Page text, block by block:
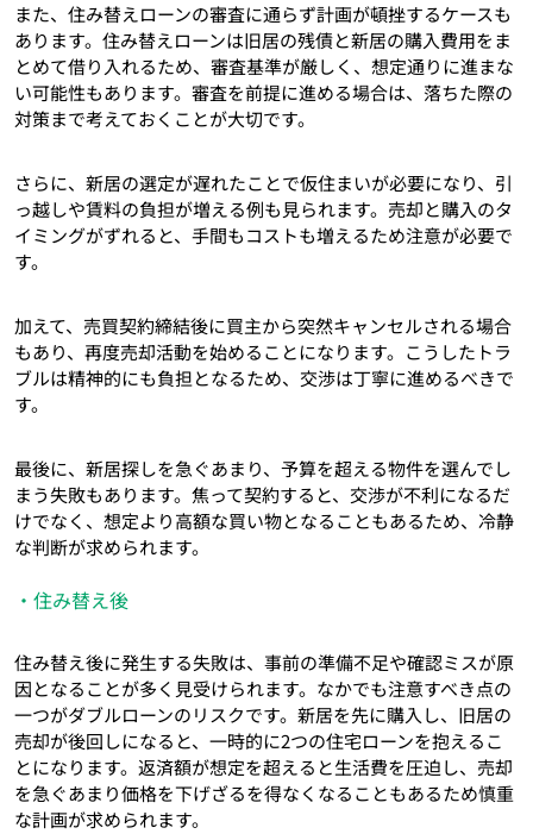
また、住み替えローンの審査に通らず計画が頓挫するケースも
あります。住み替えローンは旧居の残債と新居の購入費用をま
とめて借り入れるため、審査基準が厳しく、想定通りに進まな
い可能性もあります。審査を前提に進める場合は、落ちた際の
対策まで考えておくことが大切です。
さらに、新居の選定が遅れたことで仮住まいが必要になり、引
っ越しや賃料の負担が増える例も見られます。売却と購入のタ
イミングがずれると、手間もコストも増えるため注意が必要で
す。
加えて、売買契約締結後に買主から突然キャンセルされる場合
もあり、再度売却活動を始めることになります。こうしたトラ
ブルは精神的にも負担となるため、交渉は丁寧に進めるべきで
す。
最後に、新居探しを急ぐあまり、予算を超える物件を選んでし
まう失敗もあります。焦って契約すると、交渉が不利になるだ
けでなく、想定より高額な買い物となることもあるため、冷静
な判断が求められます。
・住み替え後
住み替え後に発生する失敗は、事前の準備不足や確認ミスが原
因となることが多く見受けられます。なかでも注意すべき点の
一つがダブルローンのリスクです。新居を先に購入し、旧居の
売却が後回しになると、一時的に2つの住宅ローンを抱えるこ
とになります。返済額が想定を超えると生活費を圧迫し、売却
を急ぐあまり価格を下げざるを得なくなることもあるため慎重
な計画が求められます。